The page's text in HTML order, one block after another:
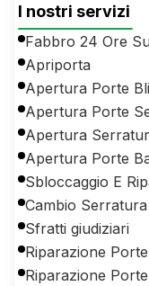
I nostri servizi
Fabbro 24 Ore
Apriporta
Apertura Porte
Apertura Porte
Apertura
Apertura Porte
Sbloccaggio E
Cambio Serratura
Sfratti giudiziari
Riparazione
Riparazione